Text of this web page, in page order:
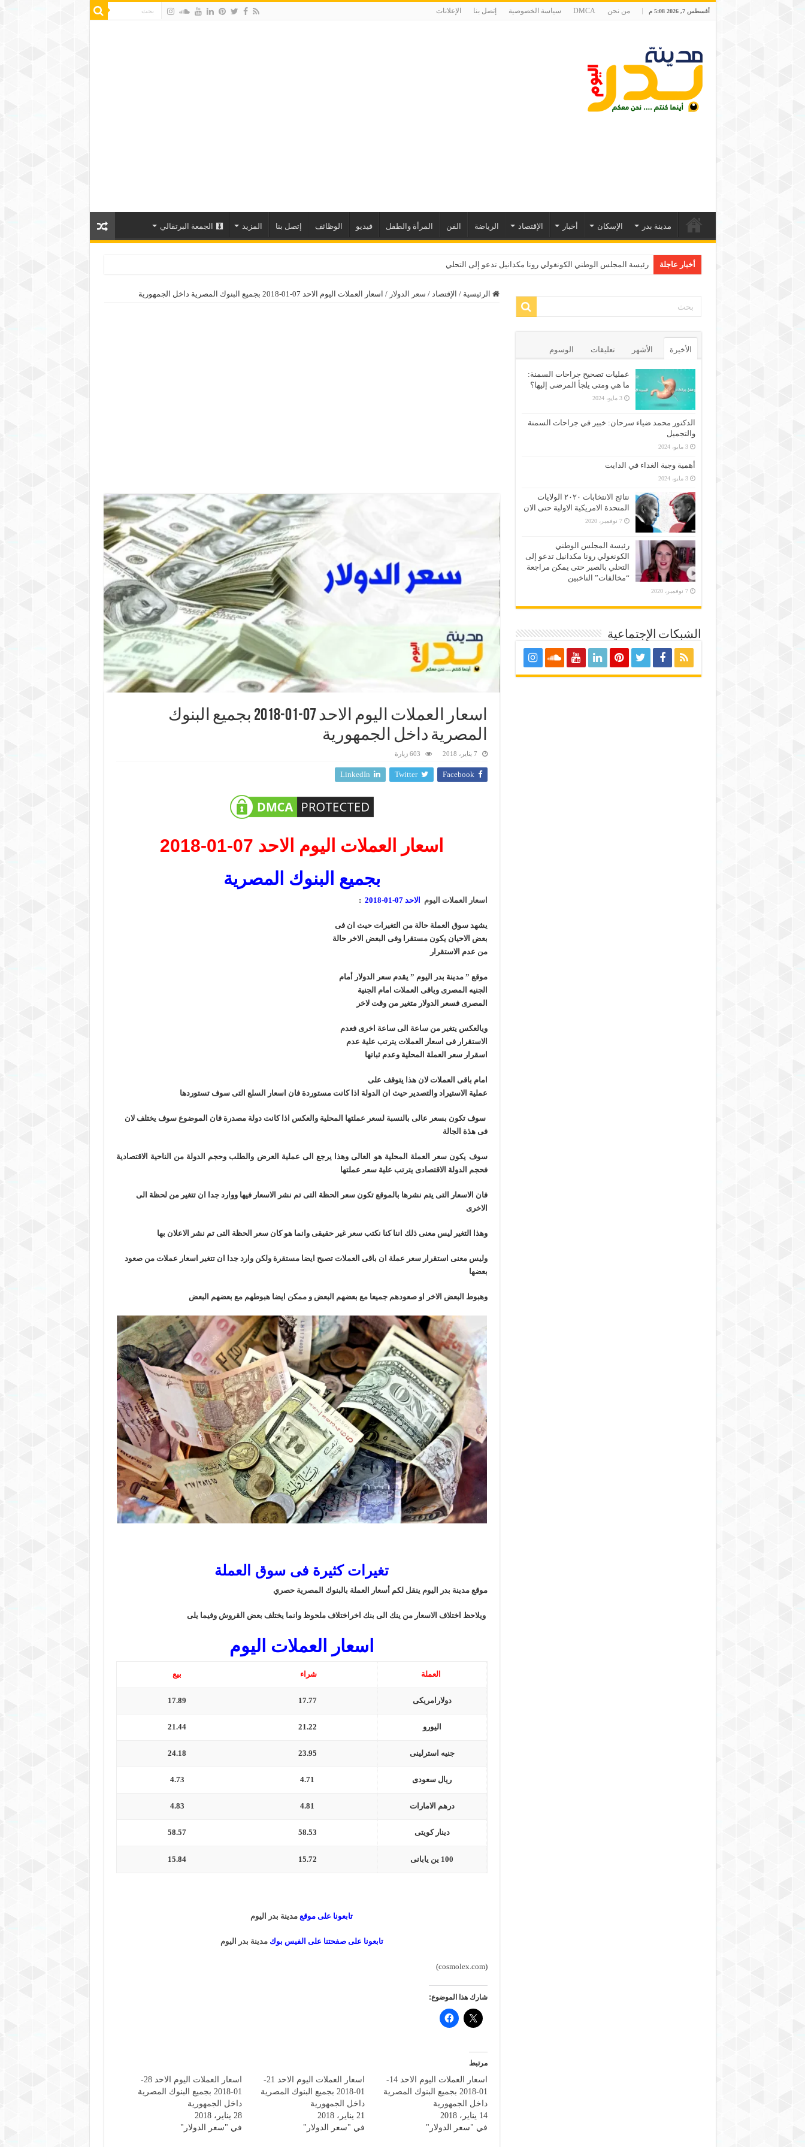
أغسطس 7, 2026 5:08 م من نحن DMCA سياسة الخصوصية إتصل بنا الإعلانات
مدينة بدر الإسكان أخبار الإقتصاد الرياضة الفن المرأة والطفل فيديو الوظائف إتصل بنا المزيد الجمعة البرتقالي
أخبار عاجلة رئيسة المجلس الوطني الكونغولي رونا مكدانيل تدعو إلى التحلي بالصبر حتى يمكن مراجعة “مخال
الرئيسية / الإقتصاد / سعر الدولار / اسعار العملات اليوم الاحد 07-01-2018 بجميع البنوك المصرية داخل الجمهورية
اسعار العملات اليوم الاحد 07-01-2018 بجميع البنوك
المصرية داخل الجمهورية
7 يناير، 2018 603 زيارة
Facebook
Twitter
LinkedIn
اسعار العملات اليوم الاحد 07-01-2018
بجميع البنوك المصرية
اسعار العملات اليوم الاحد 07-01-2018 :
يشهد سوق العملة حالة من التغيرات حيث ان فى
بعض الاحيان يكون مستقرا وفى البعض الاخر حالة
من عدم الاستقرار
موقع ” مدينة بدر اليوم ” يقدم سعر الدولار أمام
الجنيه المصرى وباقى العملات امام الجنية
المصرى فسعر الدولار متغير من وقت لاخر
ويالعكس يتغير من ساعة الى ساعة اخرى فعدم
الاستقرار فى اسعار العملات يترتب علية عدم
اسقرار سعر العملة المحلية وعدم ثباتها
امام باقى العملات لان هذا يتوقف على
عملية الاستيراد والتصدير حيث ان الدولة اذا كانت مستوردة فان اسعار السلع التى سوف تستوردها
سوف تكون بسعر عالى بالنسبة لسعر عملتها المحلية والعكس اذا كانت دولة مصدرة فان الموضوع سوف يختلف لان
فى هذة الجالة
سوف يكون سعر العملة المحلية هو العالى وهذا يرجع الى عملية العرض والطلب وحجم الدولة من الناحية الاقتصادية
فحجم الدولة الاقتصادى يترتب علية سعر عملتها
فان الاسعار التى يتم نشرها بالموقع تكون سعر الحظة التى تم نشر الاسعار فيها ووارد جدا ان تتغير من لحظة الى
الاخرى
وهذا التغير ليس معنى ذلك اننا كنا نكتب سعر غير حقيقى وانما هو كان سعر الحظة التى تم نشر الاعلان بها
وليس معنى استقرار سعر عملة ان باقى العملات تصبح ايضا مستقرة ولكن وارد جدا ان تتغير اسعار عملات من صعود
بعضها
وهبوط البعض الاخر او صعودهم جميعا مع بعضهم البعض و ممكن ايضا هبوطهم مع بعضهم البعض
تغيرات كثيرة فى سوق العملة
موقع مدينة بدر اليوم ينقل لكم أسعار العملة بالبنوك المصرية حصري
ويلاحظ اختلاف الاسعار من ينك الى بنك اخراختلاف ملحوظ وانما يختلف بعض القروش وفيما يلى
اسعار العملات اليوم
العملة شراء بيع
دولارامريكى 17.77
17.89
اليورو 21.22
21.44
جنيه استرلينى 23.95
24.18
ريال سعودى 4.71
4.73
درهم الامارات 4.81
4.83
دينار كويتى 58.53
58.57
100 ين يابانى 15.72
15.84
تابعونا على موقع مدينة بدر اليوم
تابعونا على صفحتنا على الفيس بوكمدينة بدر اليوم
(
cosmolex.com
)
شارك هذا الموضوع:
مرتبط
اسعار العملات اليوم الاحد 14-
01-2018 بجميع البنوك المصرية
داخل الجمهورية
14 يناير، 2018
في "سعر الدولار"
اسعار العملات اليوم الاحد 21-
01-2018 بجميع البنوك المصرية
داخل الجمهورية
21 يناير، 2018
في "سعر الدولار"
اسعار العملات اليوم الاحد 28-
01-2018 بجميع البنوك المصرية
داخل الجمهورية
28 يناير، 2018
في "سعر الدولار"
الأخيرة الأشهر تعليقات الوسوم
عمليات تصحيح جراحات السمنة:
ما هي ومتى يلجأ المرضى إليها؟
3 مايو، 2024
الدكتور محمد ضياء سرحان: خبير في جراحات السمنة
والتجميل
3 مايو، 2024
أهمية وجبة الغداء في الدايت
3 مايو، 2024
نتائج الانتخابات ٢٠٢٠ الولايات
المتحدة الامريكية الاولية حتى الان
7 نوفمبر، 2020
رئيسة المجلس الوطني
الكونغولي رونا مكدانيل تدعو إلى
التحلي بالصبر حتى يمكن مراجعة
“مخالفات” الناخبين
7 نوفمبر، 2020
الشبكات الإجتماعية